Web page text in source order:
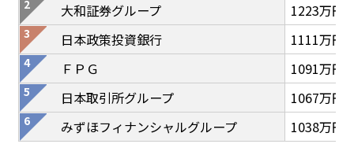
大和証券グループ
1223万円
日本政策投資銀行
1111万円
ＦＰＧ
1091万円
日本取引所グループ
1067万円
みずほフィナンシャルグループ
1038万円